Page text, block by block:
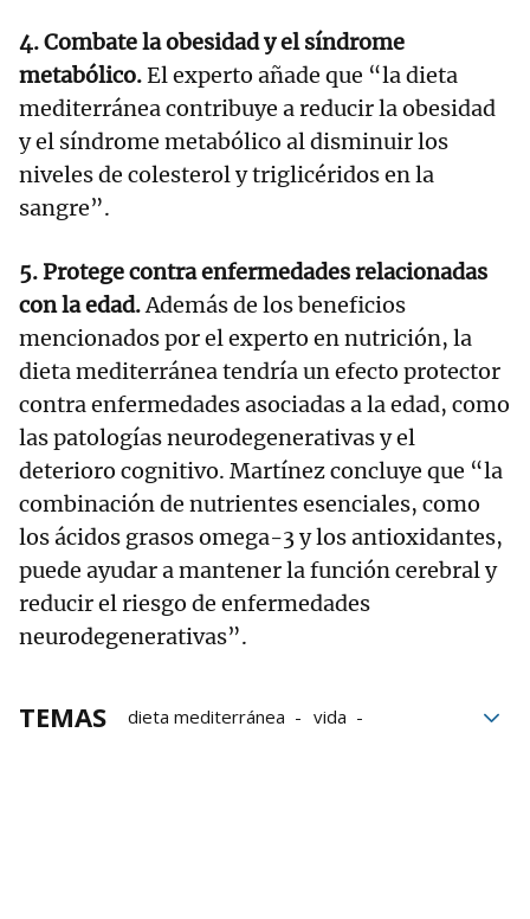
4. Combate la obesidad y el síndrome
metabólico.El experto añade que “la dieta
mediterránea contribuye a reducir la obesidad
y el síndrome metabólico al disminuir los
niveles de colesterol y triglicéridos en la
sangre”.
5. Protege contra enfermedades relacionadas
con la edad.Además de los beneficios
mencionados por el experto en nutrición, la
dieta mediterránea tendría un efecto protector
contra enfermedades asociadas a la edad, como
las patologías neurodegenerativas y el
deterioro cognitivo. Martínez concluye que “la
combinación de nutrientes esenciales, como
los ácidos grasos omega-3 y los antioxidantes,
puede ayudar a mantener la función cerebral y
reducir el riesgo de enfermedades
neurodegenerativas”.
TEMAS dieta mediterránea
vida